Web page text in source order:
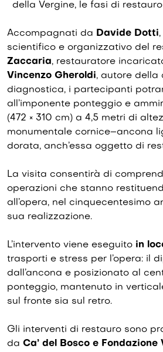
della Vergine, le fasi di
Accompagnati da Davide Dotti
scientifico e organizzativo del
Zaccaria, restauratore
Vincenzo Gheroldi, autore della
diagnostica, i partecipanti
all’imponente ponteggio e
(472 × 310 cm) a 4,5 metri di
monumentale cornice–ancona
dorata, anch’essa oggetto di
La visita consentirà di
operazioni che stanno
all’opera, nel cinquecentesimo
sua realizzazione.
L’intervento viene eseguito in
trasporti e stress per l’opera: il
dall’ancona e posizionato al
ponteggio, mantenuto in
sul fronte sia sul retro.
Gli interventi di restauro sono
da Ca’ del Bosco e